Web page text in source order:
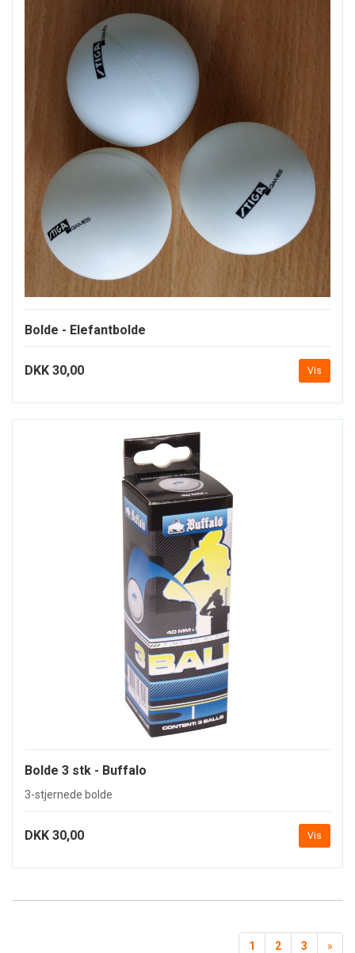
Bolde - Elefantbolde
DKK 30,00 Vis
Bolde 3 stk - Buffalo
3-stjernede bolde
DKK 30,00 Vis
1 2 3 »